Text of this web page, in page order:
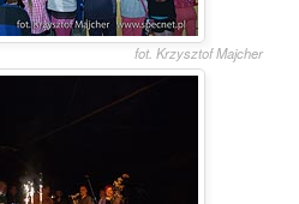
fot. Krzysztof Majcher